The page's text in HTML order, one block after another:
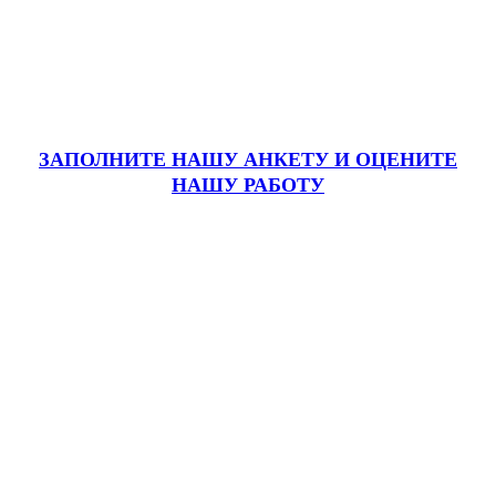
ЗАПОЛНИТЕ НАШУ АНКЕТУ И ОЦЕНИТЕ
НАШУ РАБОТУ